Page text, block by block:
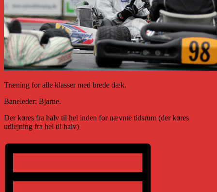
Træning for alle klasser med brede dæk.
Baneleder: Bjarne.
Der køres fra halv til hel inden for nævnte tidsrum (der køres
udlejning fra hel til halv)